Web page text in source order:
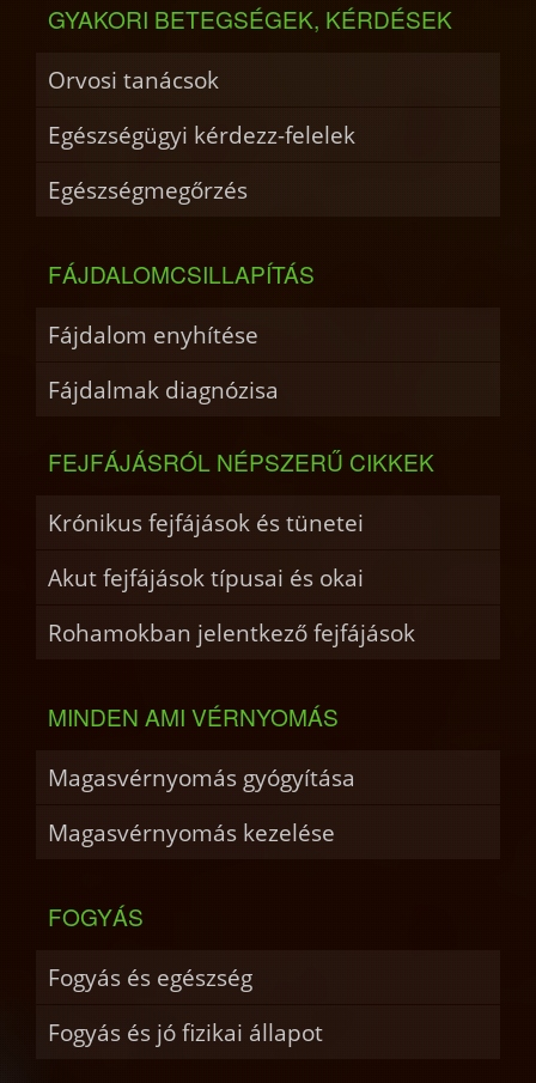
GYAKORI BETEGSÉGEK, KÉRDÉSEK
Orvosi tanácsok
Egészségügyi kérdezz-felelek
Egészségmegőrzés
FÁJDALOMCSILLAPÍTÁS
Fájdalom enyhítése
Fájdalmak diagnózisa
FEJFÁJÁSRÓL NÉPSZERŰ CIKKEK
Krónikus fejfájások és tünetei
Akut fejfájások típusai és okai
Rohamokban jelentkező fejfájások
MINDEN AMI VÉRNYOMÁS
Magasvérnyomás gyógyítása
Magasvérnyomás kezelése
FOGYÁS
Fogyás és egészség
Fogyás és jó fizikai állapot